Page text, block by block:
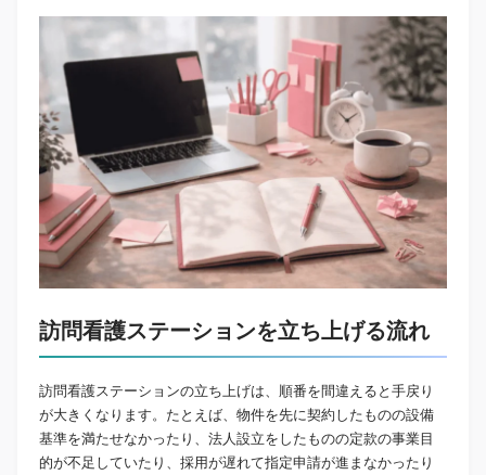
訪問看護ステーションを立ち上げる流れ
訪問看護ステーションの立ち上げは、順番を間違えると手戻り
が大きくなります。たとえば、物件を先に契約したものの設備
基準を満たせなかったり、法人設立をしたものの定款の事業目
的が不足していたり、採用が遅れて指定申請が進まなかったり